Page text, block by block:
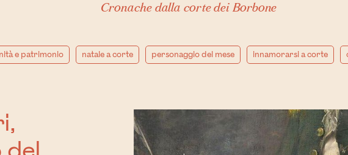
Cronache dalla corte dei Borbone
e patrimonio natale a corte personaggio del mese innamorarsi a corte